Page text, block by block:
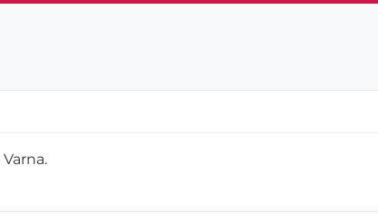
Varna.